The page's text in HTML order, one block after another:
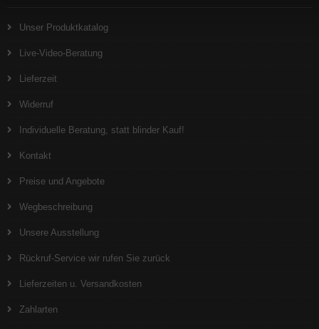
Unser Produktkatalog
Live-Video-Beratung
Lieferzeit
Widerruf
Individuelle Beratung, statt blinder Kauf!
Kontakt
Preise und Angebote
Wegbeschreibung
Unsere Ausstellung
Rückruf-Service wir rufen Sie zurück
Lieferzeiten u. Versandkosten
Zahlarten